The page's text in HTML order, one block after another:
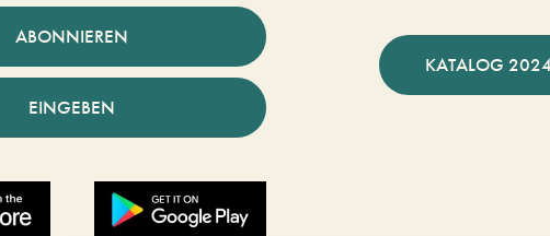
ABONNIEREN
EINGEBEN
KATALOG